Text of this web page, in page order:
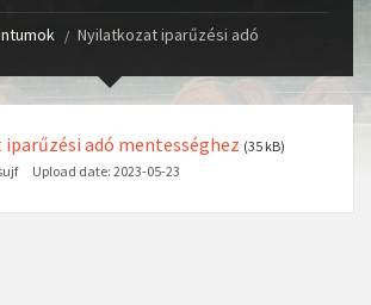
Nyilatkozat iparűzési adó
adó mentességhez (35 kB)
Upload date: 2023-05-23